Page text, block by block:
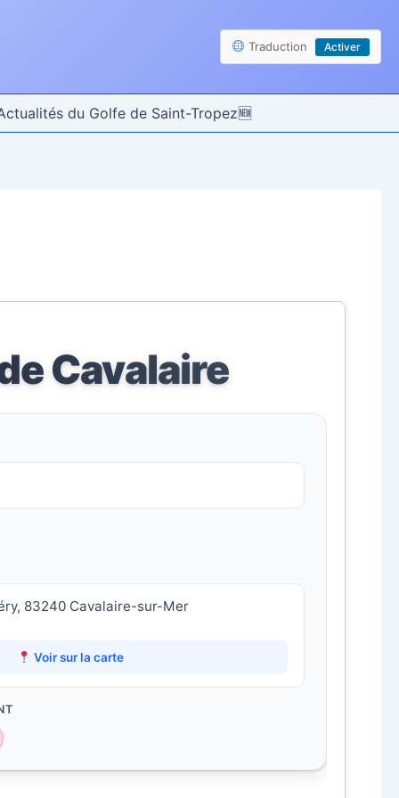
Traduction Activer
du Golfe de Saint-Tropez
Cavalaire
83240 Cavalaire-sur-Mer
Voir sur la carte